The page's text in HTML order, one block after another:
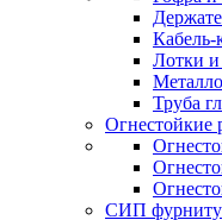
Кабель-
Лотки и
Труба
Огнестойкие
СИП